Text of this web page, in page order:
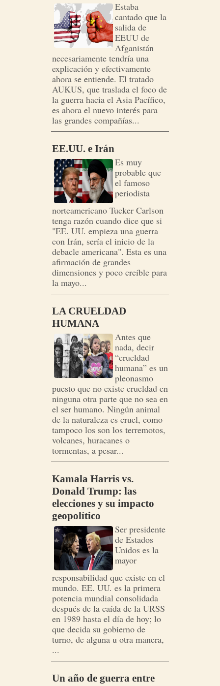
Estaba
cantado que la
salida de
EEUU de
Afganistán
necesariamente tendría una
explicación y efectivamente
ahora se entiende. El tratado
AUKUS, que traslada el foco de
la guerra hacia el Asia Pacífico,
es ahora el nuevo interés para
las grandes compañías...
EE.UU. e Irán
Es muy
probable que
el famoso
periodista
norteamericano Tucker Carlson
tenga razón cuando dice que si
"EE. UU. empieza una guerra
con Irán, sería el inicio de la
debacle americana". Esta es una
afirmación de grandes
dimensiones y poco creíble para
la mayo...
LA CRUELDAD
HUMANA
Antes que
nada, decir
“crueldad
humana” es un
pleonasmo
puesto que no existe crueldad en
ninguna otra parte que no sea en
el ser humano. Ningún animal
de la naturaleza es cruel, como
tampoco los son los terremotos,
volcanes, huracanes o
tormentas, a pesar...
Kamala Harris vs.
Donald Trump: las
elecciones y su impacto
geopolítico
Ser presidente
de Estados
Unidos es la
mayor
responsabilidad que existe en el
mundo. EE. UU. es la primera
potencia mundial consolidada
después de la caída de la URSS
en 1989 hasta el día de hoy; lo
que decida su gobierno de
turno, de alguna u otra manera,
...
Un año de guerra entre